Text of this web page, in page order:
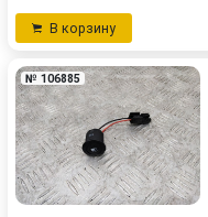
В корзину
№ 106885